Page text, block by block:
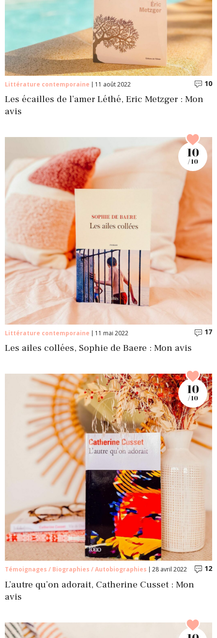
Littérature contemporaine 11 août 2022 10
Les écailles de l’amer Léthé, Eric Metzger : Mon
avis
Littérature contemporaine 11 mai 2022 17
Les ailes collées, Sophie de Baere : Mon avis
10
/ 10
Témoignages / Biographies / Autobiographies 28 avril 2022 12
L’autre qu’on adorait, Catherine Cusset : Mon
avis
10
/ 10